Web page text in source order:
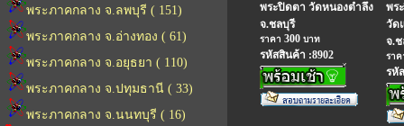
พระภาคกลาง จ.ลพบุรี ( 151)
พระภาคกลาง จ.อ่างทอง ( 61)
พระภาคกลาง จ.อยุธยา ( 110)
พระภาคกลาง จ.ปทุมธานี ( 33)
พระภาคกลาง จ.นนทบุรี ( 16)
พระปิดตา วัดหนองตำลึง
จ.ชลบุรี
ราคา 300 บาท
รหัสสินค้า :8902
พร
วัด
จ.ช
รา
รหั